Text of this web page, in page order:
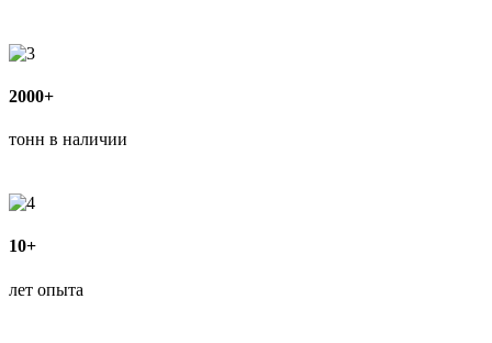
2000+
тонн в наличии
10+
лет опыта